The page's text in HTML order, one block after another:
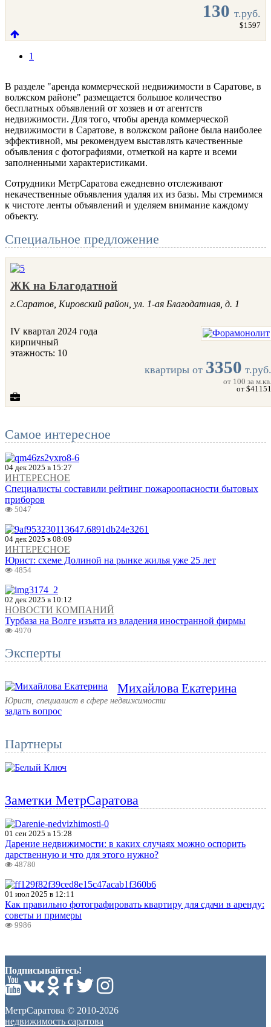
130 т.руб.
$1597
1
В разделе "аренда коммерческой недвижимости в Саратове, в
волжском районе" размещается большое количество
бесплатных объявлений от хозяев и от агентств
недвижимости. Для того, чтобы аренда коммерческой
недвижимости в Саратове, в волжском районе была наиболее
эффективной, мы рекомендуем выставлять качественные
объявления с фотографиями, отметкой на карте и всеми
заполненными характеристиками.
Сотрудники МетрСаратова ежедневно отслеживают
некачественные объявления удаляя их из базы. Мы стремимся
к чистоте ленты объявлений и уделяем внимание каждому
объекту.
Cпециальное предложение
ЖК на Благодатной
г.Саратов, Кировский район, ул. 1-ая Благодатная, д. 1
IV квартал 2024 года
кирпичный
этажность: 10
квартиры от 3350 т.руб.
от 100 за м.кв.
от $41151
Самое интересное
04 дек 2025 в 15:27
ИНТЕРЕСНОЕ
Специалисты составили рейтинг пожароопасности бытовых
приборов
5047
04 дек 2025 в 08:09
ИНТЕРЕСНОЕ
Юрист: схеме Долиной на рынке жилья уже 25 лет
4854
02 дек 2025 в 10:12
НОВОСТИ КОМПАНИЙ
Турбаза на Волге изъята из владения иностранной фирмы
4970
Эксперты
Михайлова Екатерина
Юрист, специалист в сфере недвижимости
задать вопрос
Партнеры
Заметки МетрСаратова
01 сен 2025 в 15:28
Дарение недвижимости: в каких случаях можно оспорить
дарственную и что для этого нужно?
48780
01 июл 2025 в 12:11
Как правильно фотографировать квартиру для сдачи в аренду:
советы и примеры
9986
Подписывайтесь!
МетрСаратова © 2010-2026
недвижимость саратова